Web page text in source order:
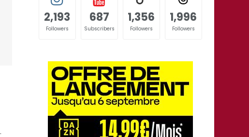
2,193
Followers
687
Subscribers
1,356
Followers
1,996
Followers